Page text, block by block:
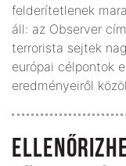
felderítetlenek
áll: az Observer
terrorista sejtek
európai célpontok
eredményeiről